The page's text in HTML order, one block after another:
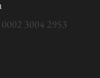
3004 2953